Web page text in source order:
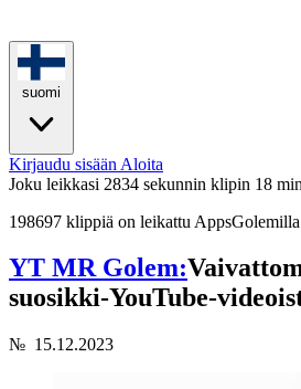
suomi
Kirjaudu sisään Aloita
Joku leikkasi 2834 sekunnin klipin 18
198697 klippiä on leikattu
YT MR Golem:
suosikki-YouTube-
№ 15.12.2023